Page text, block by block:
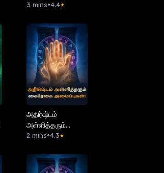
3 mins•4.4★
அதிர்ஷ்டம்
அள்ளித்தரும்
கைரேகை
2 mins•4.3★